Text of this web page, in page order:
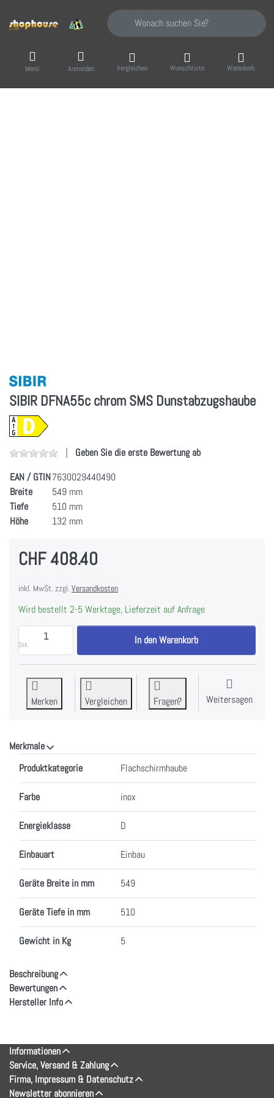
Geben Sie einen Suchbegriff ein. Während
Menü Anmelden Vergleichen Wunschliste Warenkorb
SIBIR DFNA55c chrom SMS Dunstabzugshaube
Geben Sie die erste Bewertung ab
EAN / GTIN7630029440490
Breite
549 mm
Tiefe
510 mm
Höhe
132 mm
CHF 408.40
inkl. MwSt. zzgl. Versandkosten
Wird bestellt 2-5 Werktage, Lieferzeit auf Anfrage
Stk.
SIBIR DFNA55c chrom SMS Dunstabzugshaube zu
In den Warenkorb
Merken Vergleichen Fragen? Weitersagen
Merkmale
Produktkategorie Flachschirmhaube
Farbe inox
Energieklasse D
Einbauart Einbau
Geräte Breite in mm 549
Geräte Tiefe in mm 510
Gewicht in Kg 5
Beschreibung
Bewertungen
Hersteller Info
Informationen
Service, Versand & Zahlung
Firma, Impressum & Datenschutz
Newsletter abonnieren